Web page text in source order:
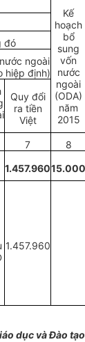
Kế
hoạch
bổ
sung
vốn
nước
ngoài
(ODA)
năm
2015
đó
ngoài
hiệp định)
Quy đổi
ra tiền
Việt
7
8
1.457.960
1.457.960
dục và Đào tạo